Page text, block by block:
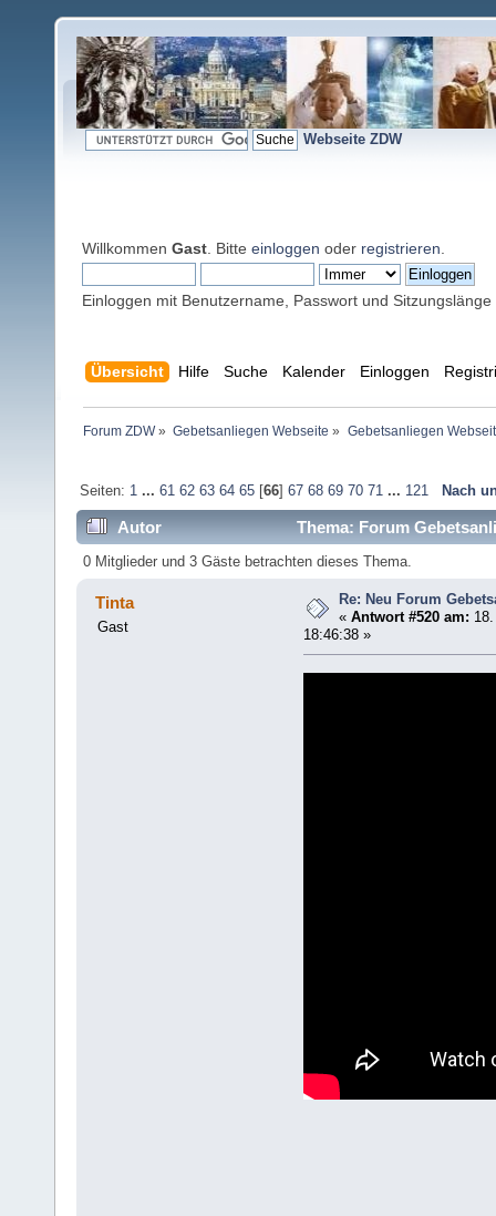
Webseite ZDW
Willkommen Gast . Bitte einloggen oder registrieren
Einloggen mit Benutzername, Passwort und Sitzungslänge
Übersicht Hilfe Suche Kalender Einloggen
Forum ZDW» Gebetsanliegen Webseite » Gebetsanliegen
Seiten: 1 ... 61 62 63 64 65[66] 67 68 69 70 71 ... 121 Nach
Autor Thema: Forum
0 Mitglieder und 3 Gäste betrachten dieses Thema.
Tinta
Gast
Re: Neu Forum
«Antwort #520 am:
18:46:38 »